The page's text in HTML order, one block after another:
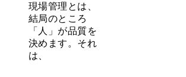
現場管理とは、
結局のところ
「人」が品質を
決めます。それ
は、